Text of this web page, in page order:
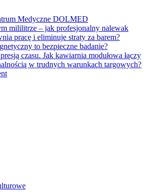
Medyczne DOLMED
mililitrze – jak profesjonalny nalewak
pracę i eliminuje straty za barem?
to bezpieczne badanie?
czasu. Jak kawiarnia modułowa łączy
w trudnych warunkach targowych?